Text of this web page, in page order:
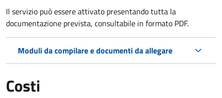
Il servizio può essere attivato presentando tutta la
documentazione prevista, consultabile in formato PDF.
Moduli da compilare e documenti da allegare
Costi